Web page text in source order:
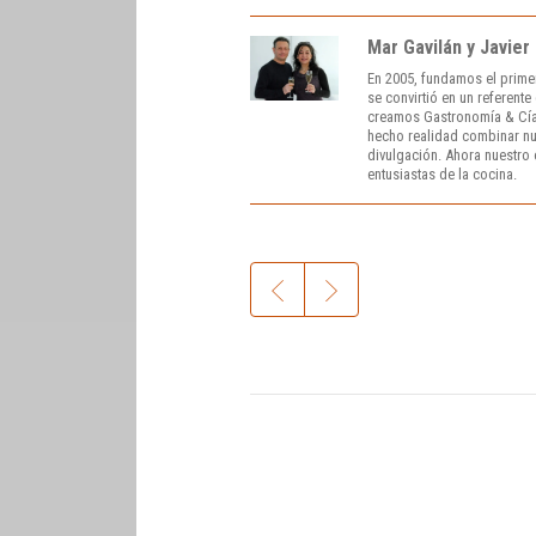
Mar Gavilán y
En 2005, fundamos el
se convirtió en un
creamos Gastronomía &
hecho realidad combinar
divulgación. Ahora
entusiastas de la cocina.